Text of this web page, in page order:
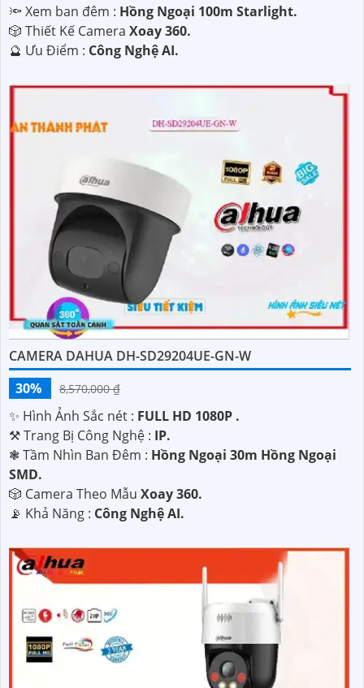
🔦 Xem ban đêm : Hồng Ngoại 100m Starlight.
🎲 Thiết Kế Camera Xoay 360.
️🔮 Ưu Điểm : Công Nghệ AI.
CAMERA DAHUA DH-SD29204UE-GN-W
30%
8,570,000 ₫
✨ Hình Ảnh Sắc nét : FULL HD 1080P .
⚒ Trang Bị Công Nghệ : IP.
❃ Tầm Nhìn Ban Đêm : Hồng Ngoại 30m Hồng Ngoại
SMD.
🎲 Camera Theo Mẫu Xoay 360.
️📡 Khả Năng : Công Nghệ AI.